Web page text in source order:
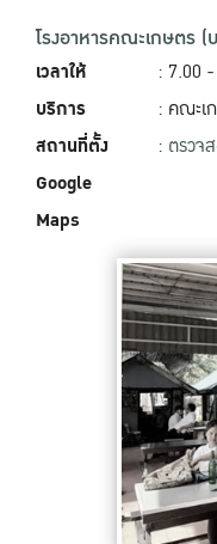
โรงอาหารคณะเกษตร (
เวลาให้
บริการ
สถานที่ตั้ง
Google
Maps
: 7.00
: คณะเ
: ตรวจ